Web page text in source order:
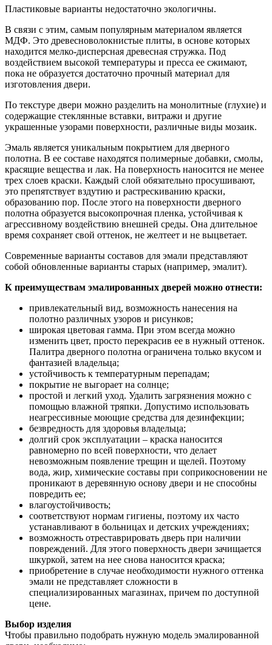
Пластиковые варианты недостаточно экологичны.
В связи с этим, самым популярным материалом является
МДФ. Это древесноволокнистые плиты, в основе которых
находится мелко-дисперсная древесная стружка. Под
воздействием высокой температуры и пресса ее сжимают,
пока не образуется достаточно прочный материал для
изготовления двери.
По текстуре двери можно разделить на монолитные (глухие) и
содержащие стеклянные вставки, витражи и другие
украшенные узорами поверхности, различные виды мозаик.
Эмаль является уникальным покрытием для дверного
полотна. В ее составе находятся полимерные добавки, смолы,
красящие вещества и лак. На поверхность наносится не менее
трех слоев краски. Каждый слой обязательно просушивают,
это препятствует вздутию и растрескиванию краски,
образованию пор. После этого на поверхности дверного
полотна образуется высокопрочная пленка, устойчивая к
агрессивному воздействию внешней среды. Она длительное
время сохраняет свой оттенок, не желтеет и не выцветает.
Современные варианты составов для эмали представляют
собой обновленные варианты старых (например, эмалит).
К преимуществам эмалированных дверей можно отнести:
привлекательный вид, возможность нанесения на
полотно различных узоров и рисунков;
широкая цветовая гамма. При этом всегда можно
изменить цвет, просто перекрасив ее в нужный оттенок.
Палитра дверного полотна ограничена только вкусом и
фантазией владельца;
устойчивость к температурным перепадам;
покрытие не выгорает на солнце;
простой и легкий уход. Удалить загрязнения можно с
помощью влажной тряпки. Допустимо использовать
неагрессивные моющие средства для дезинфекции;
безвредность для здоровья владельца;
долгий срок эксплуатации – краска наносится
равномерно по всей поверхности, что делает
невозможным появление трещин и щелей. Поэтому
вода, жир, химические составы при соприкосновении не
проникают в деревянную основу двери и не способны
повредить ее;
влагоустойчивость;
соответствуют нормам гигиены, поэтому их часто
устанавливают в больницах и детских учреждениях;
возможность отреставрировать дверь при наличии
повреждений. Для этого поверхность двери зачищается
шкуркой, затем на нее снова наносится краска;
приобретение в случае необходимости нужного оттенка
эмали не представляет сложности в
специализированных магазинах, причем по доступной
цене.
Выбор изделия
Чтобы правильно подобрать нужную модель эмалированной